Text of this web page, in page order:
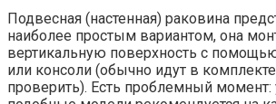
Подвесная (настенная) раковина
наиболее простым вариантом, она
вертикальную поверхность с
или консоли (обычно идут в
проверить). Есть проблемный момент: